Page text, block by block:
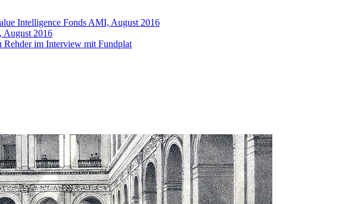
Intelligence Fonds AMI, August 2016
August 2016
im Interview mit Fundplat